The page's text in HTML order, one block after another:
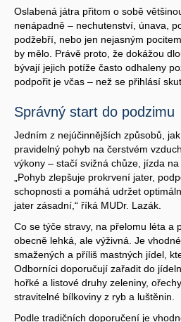
Oslabená játra přitom o sobě
nenápadně – nechutenství, únava,
podžebří, nebo jen nejasným
by mělo. Právě proto, že dokážou
bývají jejich potíže často odhaleny
podpořit je včas – než se přihlásí
Správný start do podzimu
Jedním z nejúčinnějších způsobů,
pravidelný pohyb na čerstvém
výkony – stačí svižná chůze, jízda na
„Pohyb zlepšuje prokrvení jater,
schopnosti a pomáhá udržet
jater zásadní,“ říká MUDr. Lazák.
Co se týče stravy, na přelomu léta a
obecně lehká, ale výživná. Je
smažených a příliš mastných jídel,
Odborníci doporučují zařadit do
hořké a listové druhy zeleniny,
stravitelné bílkoviny z ryb a luštěnin.
Podle tradičních doporučení je